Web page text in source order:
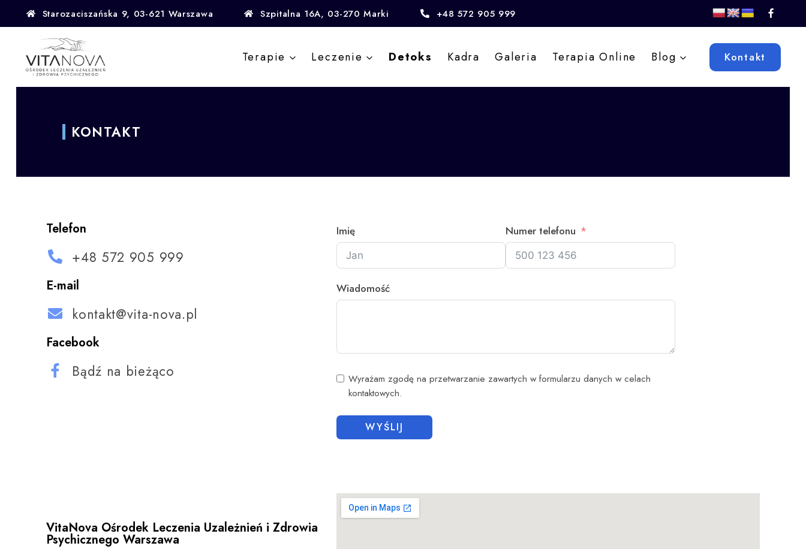
Starozaciszańska 9, 03-621 Warszawa Szpitalna 16A, 03-270 Marki +48 572 905 999
Terapie Leczenie Detoks Kadra Galeria Terapia Online Blog Kontakt
KONTAKT
Telefon
+48 572 905 999
E-mail
kontakt@vita-nova.pl
Facebook
Bądź na bieżąco
Imię Numer telefonu
Wiadomość
Wyrażam zgodę na przetwarzanie zawartych w formularzu danych w celach
kontaktowych.
WYŚLIJ
VitaNova Ośrodek Leczenia Uzależnień i Zdrowia
Psychicznego Warszawa